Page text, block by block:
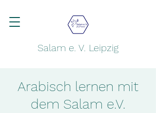
Salam e. V. Leipzig
Arabisch lernen mit
dem Salam e.V.